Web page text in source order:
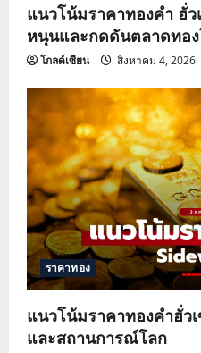
แนวโน้มราคาทองคำ ฮั่ว
หนุนและกดดันตลาดทอ
โกลด์เซียน สิงหาคม 4, 2026
ราคาทอง
แนวโน้มราคาทองคำฮั่ว
และสถานการณ์โลก